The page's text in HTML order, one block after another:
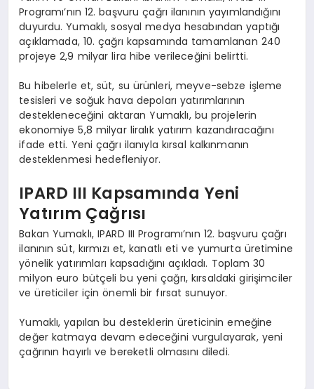
Programı’nın 12. başvuru çağrı ilanının yayımlandığını
duyurdu. Yumaklı, sosyal medya hesabından yaptığı
açıklamada, 10. çağrı kapsamında tamamlanan 240
projeye 2,9 milyar lira hibe verileceğini belirtti.
Bu hibelerle et, süt, su ürünleri, meyve-sebze işleme
tesisleri ve soğuk hava depoları yatırımlarının
destekleneceğini aktaran Yumaklı, bu projelerin
ekonomiye 5,8 milyar liralık yatırım kazandıracağını
ifade etti. Yeni çağrı ilanıyla kırsal kalkınmanın
desteklenmesi hedefleniyor.
IPARD III Kapsamında Yeni
Yatırım Çağrısı
Bakan Yumaklı, IPARD III Programı’nın 12. başvuru çağrı
ilanının süt, kırmızı et, kanatlı eti ve yumurta üretimine
yönelik yatırımları kapsadığını açıkladı. Toplam 30
milyon euro bütçeli bu yeni çağrı, kırsaldaki girişimciler
ve üreticiler için önemli bir fırsat sunuyor.
Yumaklı, yapılan bu desteklerin üreticinin emeğine
değer katmaya devam edeceğini vurgulayarak, yeni
çağrının hayırlı ve bereketli olmasını diledi.